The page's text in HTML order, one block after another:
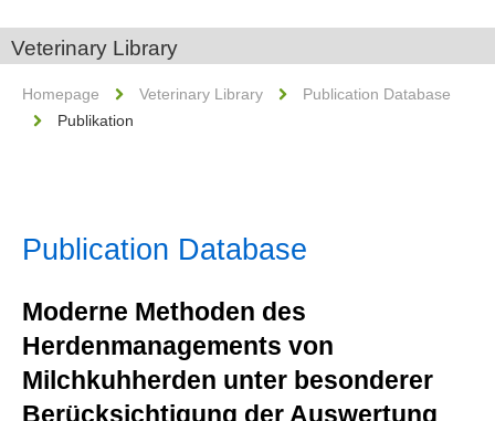
Veterinary Library
Homepage Veterinary Library
Publication Database
Publikation
Publication Database
Moderne Methoden des
Herdenmanagements von
Milchkuhherden unter besonderer
Berücksichtigung der Auswertung